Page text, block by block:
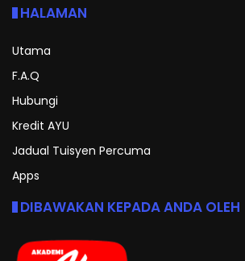
HALAMAN
Utama
F.A.Q
Hubungi
Kredit AYU
Jadual Tuisyen Percuma
Apps
DIBAWAKAN KEPADA ANDA OLEH